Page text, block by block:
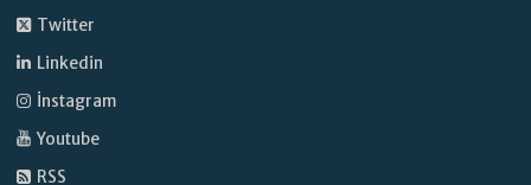
Twitter
Linkedin
İnstagram
Youtube
RSS